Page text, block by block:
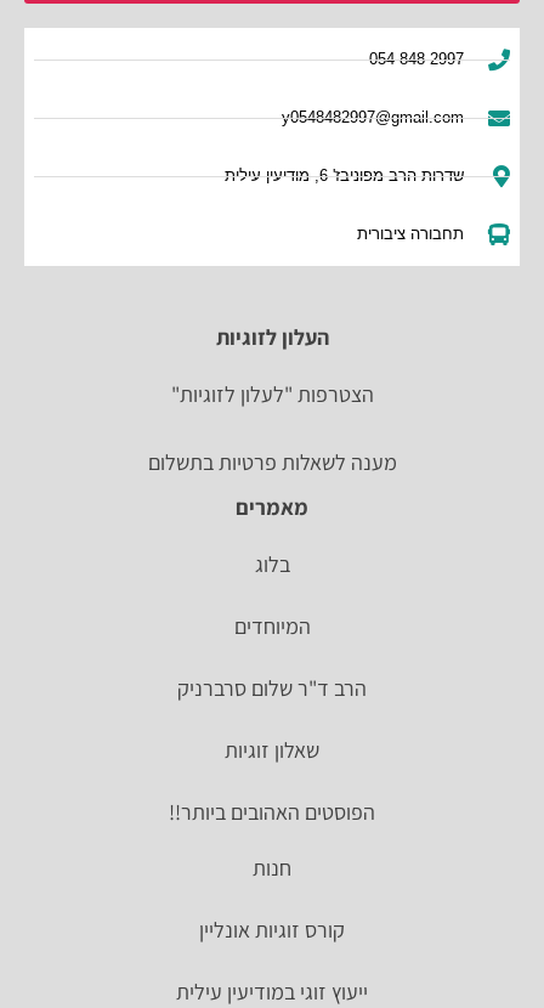
054-848-2997
y0548482997@gmail.com
שדרות הרב מפוניבז' 6, מודיעין עילית
תחבורה ציבורית
העלון לזוגיות
הצטרפות "לעלון לזוגיות"
מענה לשאלות פרטיות בתשלום
מאמרים
בלוג
המיוחדים
הרב ד"ר שלום סרברניק
שאלון זוגיות
הפוסטים האהובים ביותר!!
חנות
קורס זוגיות אונליין
ייעוץ זוגי במודיעין עילית